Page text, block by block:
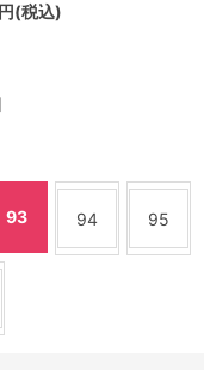
(税込)
93 94 95